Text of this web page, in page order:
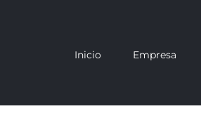
Inicio Empresa